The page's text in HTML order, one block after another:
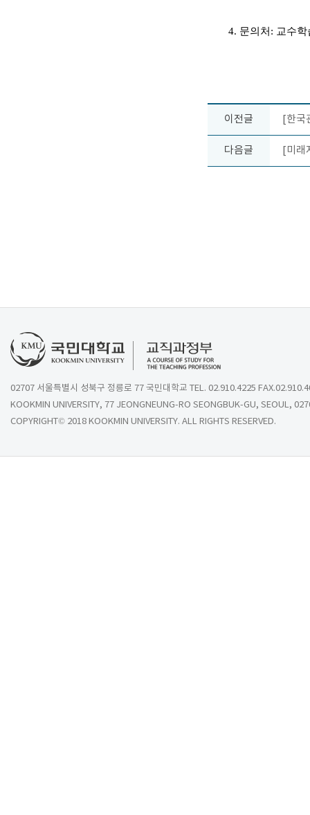
4. 문의처 : 교수학
이전글 [한국
다음글 [미래
02707 서울특별시 성북구 정릉로 77 국민대학교 TEL. 02.910.4225
KOOKMIN UNIVERSITY, 77 JEONGNEUNG-RO SEONGBUK-GU, SEOUL,
COPYRIGHT© 2018 KOOKMIN UNIVERSITY. ALL RIGHTS RESERVED.